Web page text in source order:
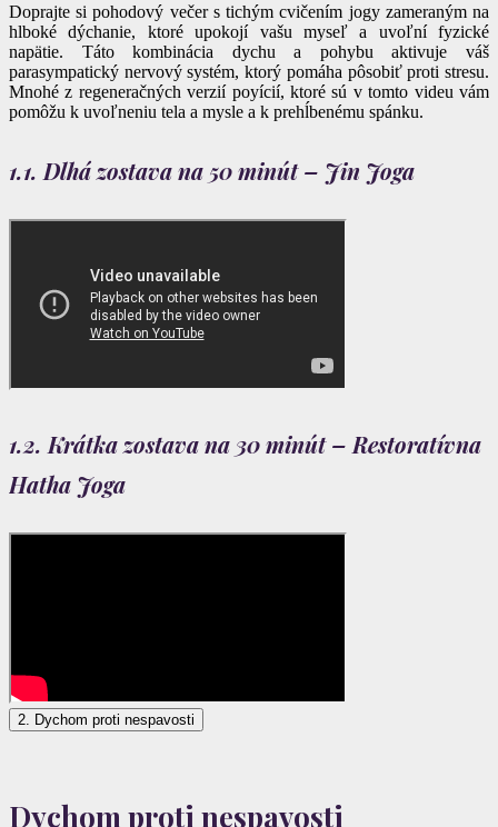
Doprajte si pohodový večer s tichým cvičením jogy zameraným na
hlboké dýchanie, ktoré upokojí vašu myseľ a uvoľní fyzické
napätie. Táto kombinácia dychu a pohybu aktivuje váš
parasympatický nervový systém, ktorý pomáha pôsobiť proti stresu.
Mnohé z regeneračných verzií poyícií, ktoré sú v tomto videu vám
pomôžu k uvoľneniu tela a mysle a k prehĺbenému spánku.
1.1. Dlhá zostava na 50 minút – Jin Joga
1.2. Krátka zostava na 30 minút – Restoratívna
Hatha Joga
2. Dychom proti nespavosti
Dychom proti nespavosti